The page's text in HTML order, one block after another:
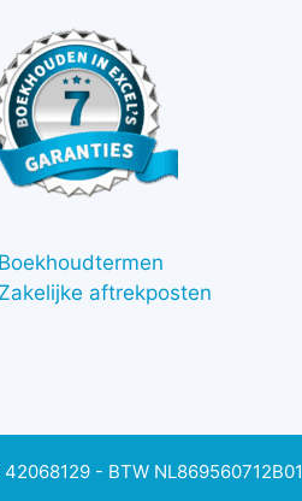
Boekhoudtermen
Zakelijke aftrekposten
- BTW NL869560712B01